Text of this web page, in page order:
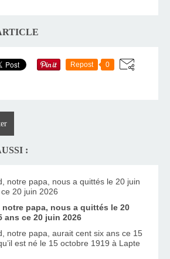
Repost 0
:
notre papa, nous a quittés le 20
ans ce 20 juin 2026